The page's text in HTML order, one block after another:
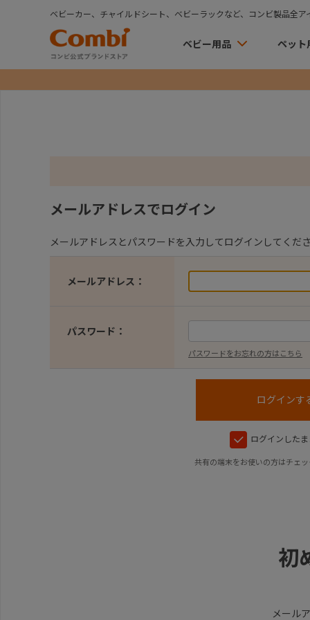
ベビーカー、チャイルドシート、ベビーラックなど、コンビ製品全ア
ベビー用品 ペット
メールアドレスでログイン
メールアドレスとパスワードを入力してログインしてくださ
メールアドレス：
パスワード：
パスワードをお忘れの方はこちら
ログインした
共有の端末をお使いの方はチェ
初
メール